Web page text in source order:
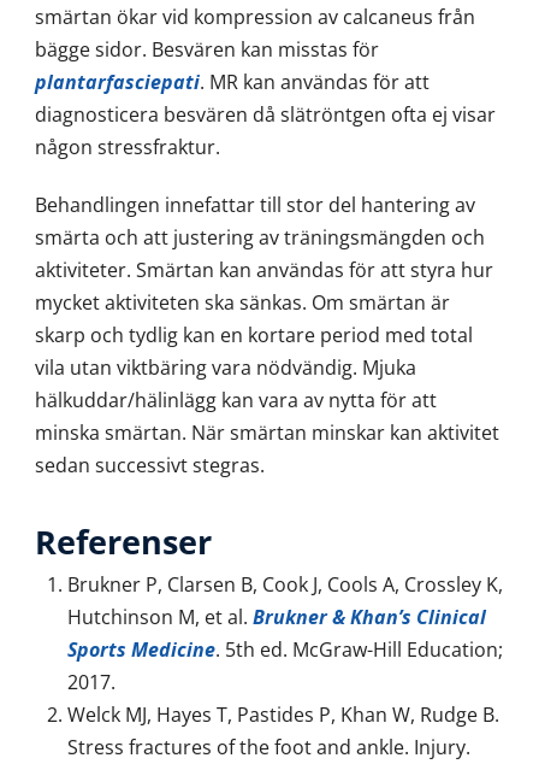
smärtan ökar vid kompression av calcaneus från
bägge sidor. Besvären kan misstas för
plantarfasciepati. MR kan användas för att
diagnosticera besvären då slätröntgen ofta ej visar
någon stressfraktur.
Behandlingen innefattar till stor del hantering av
smärta och att justering av träningsmängden och
aktiviteter. Smärtan kan användas för att styra hur
mycket aktiviteten ska sänkas. Om smärtan är
skarp och tydlig kan en kortare period med total
vila utan viktbäring vara nödvändig. Mjuka
hälkuddar/hälinlägg kan vara av nytta för att
minska smärtan. När smärtan minskar kan aktivitet
sedan successivt stegras.
Referenser
Brukner P, Clarsen B, Cook J, Cools A, Crossley K,
Hutchinson M, et al. Brukner & Khan’s Clinical
Sports Medicine. 5th ed. McGraw-Hill Education;
2017.
Welck MJ, Hayes T, Pastides P, Khan W, Rudge B.
Stress fractures of the foot and ankle. Injury.